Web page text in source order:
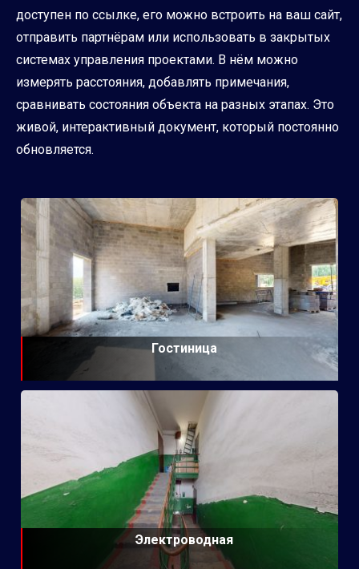
доступен по ссылке, его можно встроить на ваш сайт,
отправить партнёрам или использовать в закрытых
системах управления проектами. В нём можно
измерять расстояния, добавлять примечания,
сравнивать состояния объекта на разных этапах. Это
живой, интерактивный документ, который постоянно
обновляется.
Гостиница
Электроводная